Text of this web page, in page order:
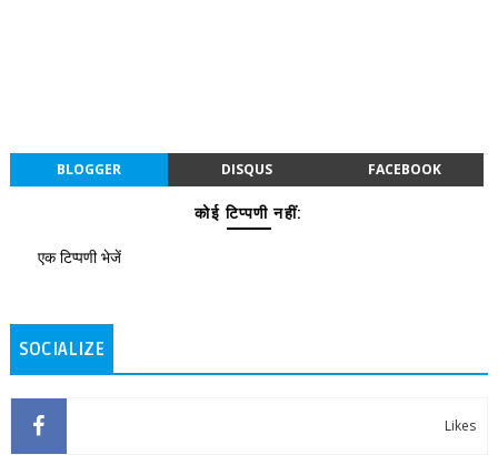
BLOGGER DISQUS FACEBOOK
कोई टिप्पणी नहीं:
एक टिप्पणी भेजें
SOCIALIZE
Likes